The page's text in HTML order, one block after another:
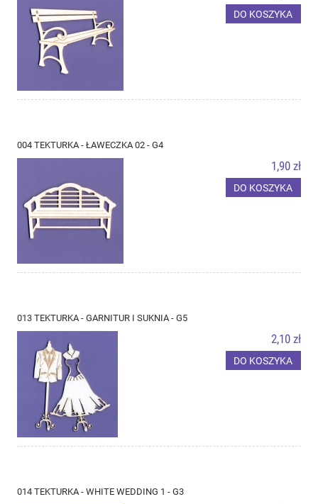
DO KOSZYKA
004 TEKTURKA - ŁAWECZKA 02 - G4
1,90 zł
DO KOSZYKA
013 TEKTURKA - GARNITUR I SUKNIA - G5
2,10 zł
DO KOSZYKA
014 TEKTURKA - WHITE WEDDING 1 - G3